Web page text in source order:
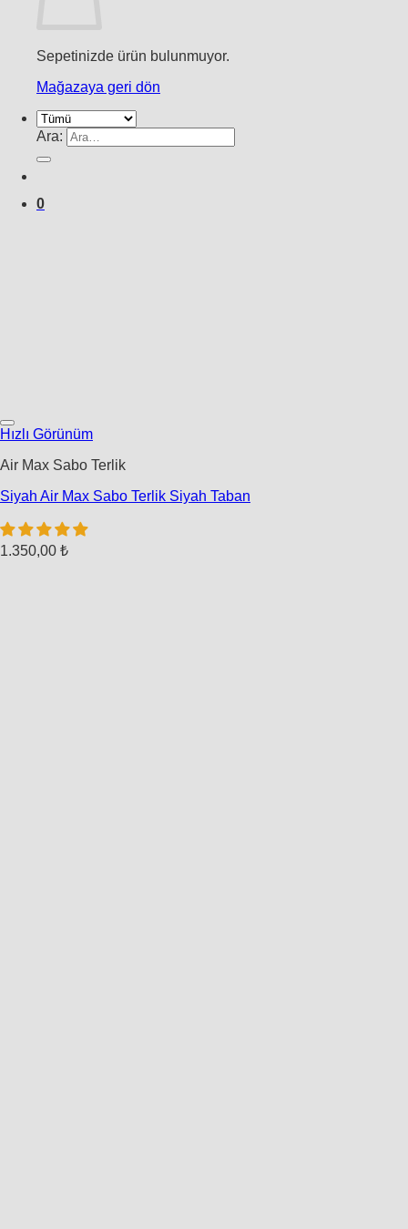
Sepetinizde ürün bulunmuyor.
Mağazaya geri dön
Ara:
0
Hızlı Görünüm
Air Max Sabo Terlik
Siyah Air Max Sabo Terlik Siyah Taban
1.350,00 ₺